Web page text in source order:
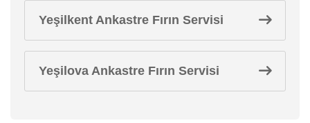
Yeşilkent Ankastre Fırın Servisi
Yeşilova Ankastre Fırın Servisi